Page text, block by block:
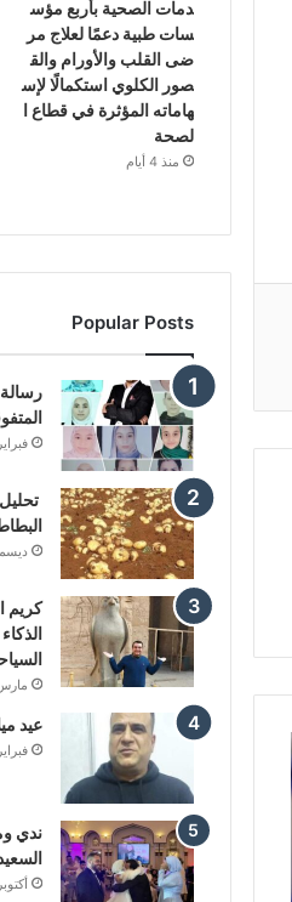
دمات الصحية بأربع مؤس
سات طبية دعمًا لعلاج مر
ضى القلب والأورام والق
صور الكلوي استكمالًا لإس
هاماته المؤثرة في قطاع ا
لصحة
منذ 4 أيام
Popular Posts
فبراير 7,
ديسمبر
كريم
مارس 16,
عيد
فبراير 9, 2024
ندي
أكتوبر 11, 2025